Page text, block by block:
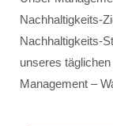
Nachhaltigkeits-
Nachhaltigkeits-
unseres
Management –